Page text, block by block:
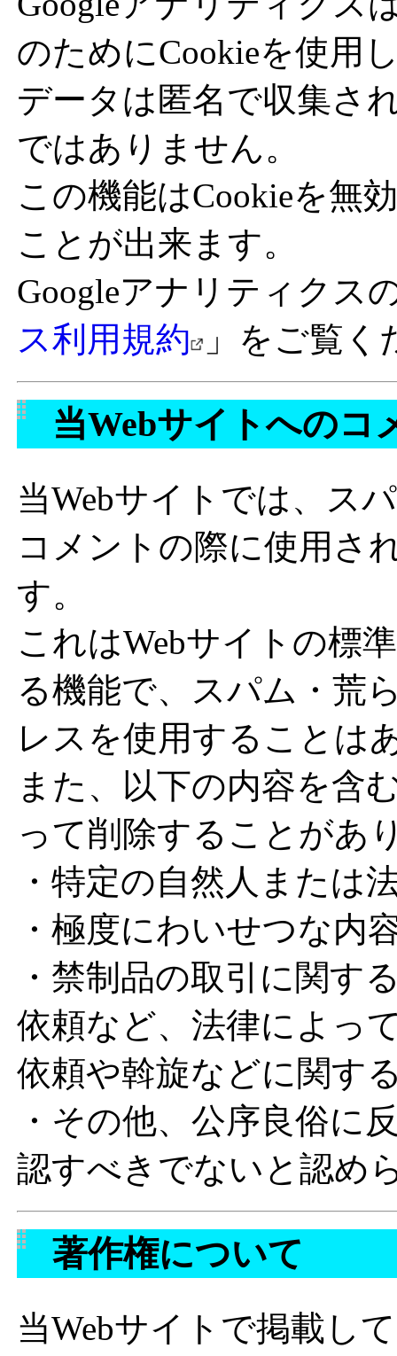
のためにCookieを使用
データは匿名で収集さ
ではありません。
この機能はCookieを無
ことが出来ます。
Googleアナリティクス
ス利用規約
」をご覧く
当Webサイトへのコ
当Webサイトでは、ス
コメントの際に使用さ
す。
これはWebサイトの標
る機能で、スパム・荒
レスを使用することは
また、以下の内容を含
って削除することがあ
・特定の自然人または
・極度にわいせつな内
・禁制品の取引に関す
依頼など、法律によっ
依頼や斡旋などに関す
・その他、公序良俗に
認すべきでないと認め
著作権について
当Webサイトで掲載し